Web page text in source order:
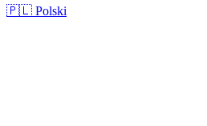
🇵🇱 Polski